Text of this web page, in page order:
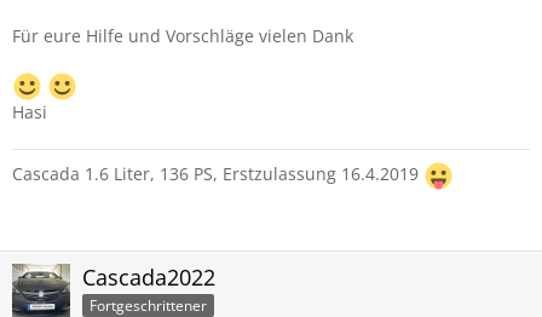
Für eure Hilfe und Vorschläge vielen Dank
Hasi
Cascada 1.6 Liter, 136 PS, Erstzulassung 16.4.2019
Cascada2022
Fortgeschrittener